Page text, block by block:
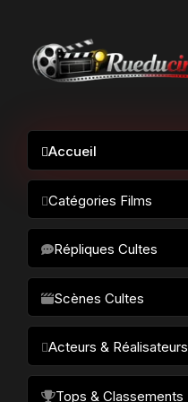
Accueil
Catégories Films
Science-fiction
Drame / Thriller
Comédie/humour
Horreur
Fantastique
Répliques Cultes
Scènes Cultes
Acteurs & Réalisateurs
Tops & Classements